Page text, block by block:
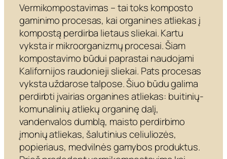
Vermikompostavimas – tai toks komposto
gaminimo procesas, kai organines atliekas į
kompostą perdirba lietaus sliekai. Kartu
vyksta ir mikroorganizmų procesai. Šiam
kompostavimo būdui paprastai naudojami
Kalifornijos raudonieji sliekai. Pats procesas
vyksta uždarose talpose. Šiuo būdu galima
perdirbti įvairias organines atliekas: buitinių-
komunalinių atliekų organinę dalį,
vandenvalos dumblą, maisto perdirbimo
įmonių atliekas, šalutinius celiuliozės,
popieriaus, medvilnės gamybos produktus.